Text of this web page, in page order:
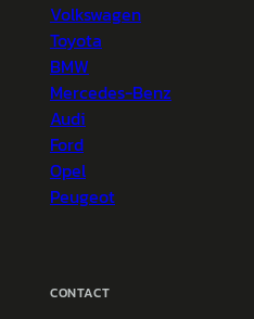
Volkswagen
Toyota
BMW
Mercedes-Benz
Audi
Ford
Opel
Peugeot
CONTACT